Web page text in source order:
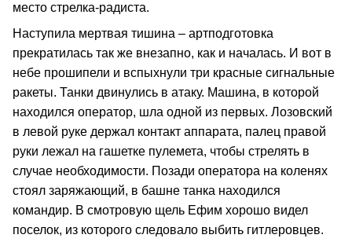
место стрелка-радиста.
Наступила мертвая тишина – артподготовка
прекратилась так же внезапно, как и началась. И вот в
небе прошипели и вспыхнули три красные сигнальные
ракеты. Танки двинулись в атаку. Машина, в которой
находился оператор, шла одной из первых. Лозовский
в левой руке держал контакт аппарата, палец правой
руки лежал на гашетке пулемета, чтобы стрелять в
случае необходимости. Позади оператора на коленях
стоял заряжающий, в башне танка находился
командир. В смотровую щель Ефим хорошо видел
поселок, из которого следовало выбить гитлеровцев.